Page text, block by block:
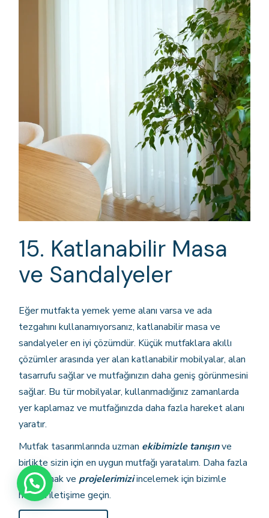
15. Katlanabilir Masa
ve Sandalyeler
Eğer mutfakta yemek yeme alanı varsa ve ada
tezgahını kullanamıyorsanız, katlanabilir masa ve
sandalyeler en iyi çözümdür. Küçük mutfaklara akıllı
çözümler arasında yer alan katlanabilir mobilyalar, alan
tasarrufu sağlar ve mutfağınızın daha geniş görünmesini
sağlar. Bu tür mobilyalar, kullanmadığınız zamanlarda
yer kaplamaz ve mutfağınızda daha fazla hareket alanı
yaratır.
Mutfak tasarımlarında uzman ekibimizle tanışınve
birlikte sizin için en uygun mutfağı yaratalım. Daha fazla
bilgi almak ve projelerimiziincelemek için bizimle
hemen iletişime geçin.